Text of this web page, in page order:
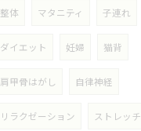
整体 マタニティ 子連れ
ダイエット 妊婦 猫背
肩甲骨はがし 自律神経
リラクゼーション ストレッチ